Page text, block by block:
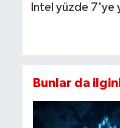
Intel yüzde 7'ye
Bunlar da